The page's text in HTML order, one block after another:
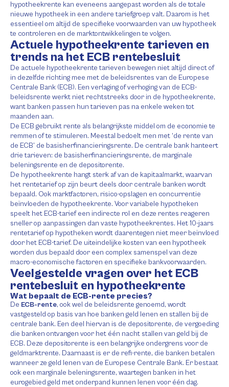
hypotheekrente kan eveneens aangepast worden als de totale
nieuwe hypotheek in een andere tariefgroep valt. Daarom is het
essentieel om altijd de specifieke voorwaarden van uw hypotheek
te controleren en de marktontwikkelingen te volgen.
Actuele hypotheekrente tarieven en
trends na het ECB rentebesluit
De actuele hypotheekrente tarieven bewegen niet altijd direct of
in dezelfde richting mee met de beleidsrentes van de Europese
Centrale Bank (ECB). Een verlaging of verhoging van de ECB-
beleidsrente werkt niet rechtstreeks door in de hypotheekrente,
want banken passen hun tarieven pas na enkele weken tot
maanden aan.
De ECB gebruikt rente als belangrijkste middel om de economie te
remmen of te stimuleren. Meestal bedoelt men met ‘de rente van
de ECB’ de basisherfinancieringsrente. De centrale bank hanteert
drie tarieven: de basisherfinancieringsrente, de marginale
beleningsrente en de depositorente.
De hypotheekrente hangt sterk af van de kapitaalmarkt, waarvan
het rentetarief op zijn beurt deels door centrale banken wordt
bepaald. Ook marktfactoren, risico-opslagen en concurrentie
beïnvloeden de hypotheekrente. Voor variabele hypotheken
speelt het ECB-tarief een indirecte rol en deze rentes reageren
sneller op aanpassingen dan vaste hypotheekrentes. Het 10-jaars
rentetarief op hypotheken wordt daarentegen niet meer beïnvloed
door het ECB-tarief. De uiteindelijke kosten van een hypotheek
worden dus bepaald door een complex samenspel van deze
macro-economische factoren en specifieke bankvoorwaarden.
Veelgestelde vragen over het ECB
rentebesluit en hypotheekrente
Wat bepaalt de ECB-rente precies?
De ECB-rente, ook wel de beleidsrente genoemd, wordt
vastgesteld op basis van hoe banken geld lenen en stallen bij de
centrale bank. Een deel hiervan is de depositorente, de vergoeding
die banken ontvangen voor het één nacht stallen van geld bij de
ECB. Deze depositorente is een belangrijke ondergrens voor de
geldmarktrente. Daarnaast is er de refi-rente, die banken betalen
wanneer ze geld lenen van de Europese Centrale Bank. Er bestaat
ook een marginale beleningsrente, waartegen banken in het
eurogebied geld met onderpand kunnen lenen voor één dag.